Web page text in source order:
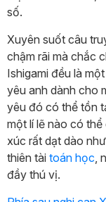
số.
Xuyên suốt câu
chậm rãi mà chắc
Ishigami đều là
yêu anh dành cho
yêu đó có thể tồn
một lí lẽ nào có
xúc rất dạt dào
thiên tài toán học ,
đầy thú vị.